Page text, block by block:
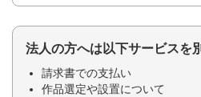
法人の方へは以下サービスを
請求書での支払い
作品選定や設置について